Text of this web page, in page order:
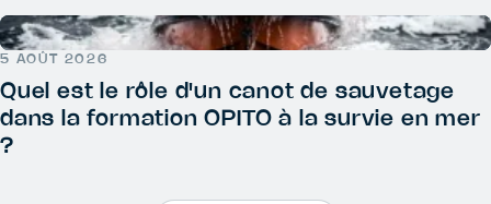
5 AOÛT 2026
Quel est le rôle d'un canot de sauvetage
dans la formation OPITO à la survie en mer
?